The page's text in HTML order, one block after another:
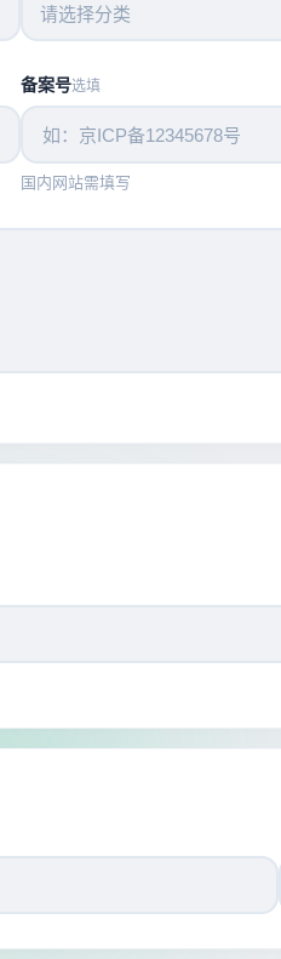
请选择分类
备案号选填
国内网站需填写